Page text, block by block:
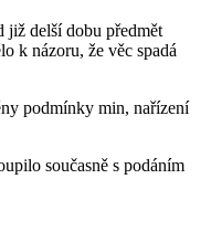
již delší dobu předmět
k názoru, že věc spadá
podmínky min, nařízení
současně s podáním